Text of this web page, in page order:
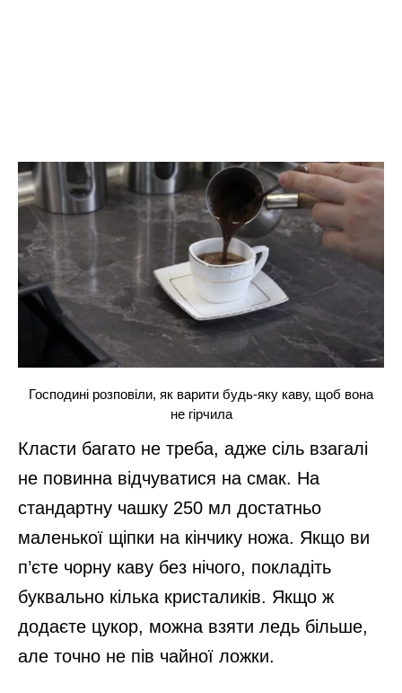
Господині розповіли, як варити будь-яку каву, щоб вона
не гірчила
Класти багато не треба, адже сіль взагалі
не повинна відчуватися на смак. На
стандартну чашку 250 мл достатньо
маленької щіпки на кінчику ножа. Якщо ви
п’єте чорну каву без нічого, покладіть
буквально кілька кристаликів. Якщо ж
додаєте цукор, можна взяти ледь більше,
але точно не пів чайної ложки.